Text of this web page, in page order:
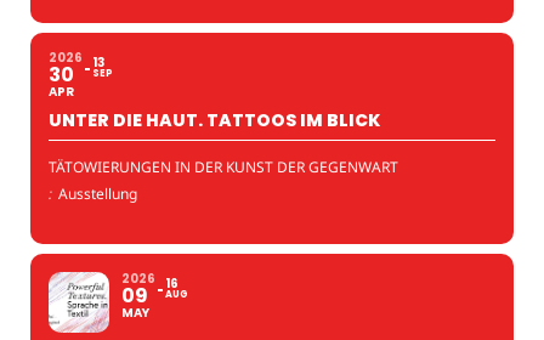
2026
30
APR
13
SEP
UNTER DIE HAUT. TATTOOS IM BLICK
TÄTOWIERUNGEN IN DER KUNST DER GEGENWART
: Ausstellung
2026
09
MAY
16
AUG